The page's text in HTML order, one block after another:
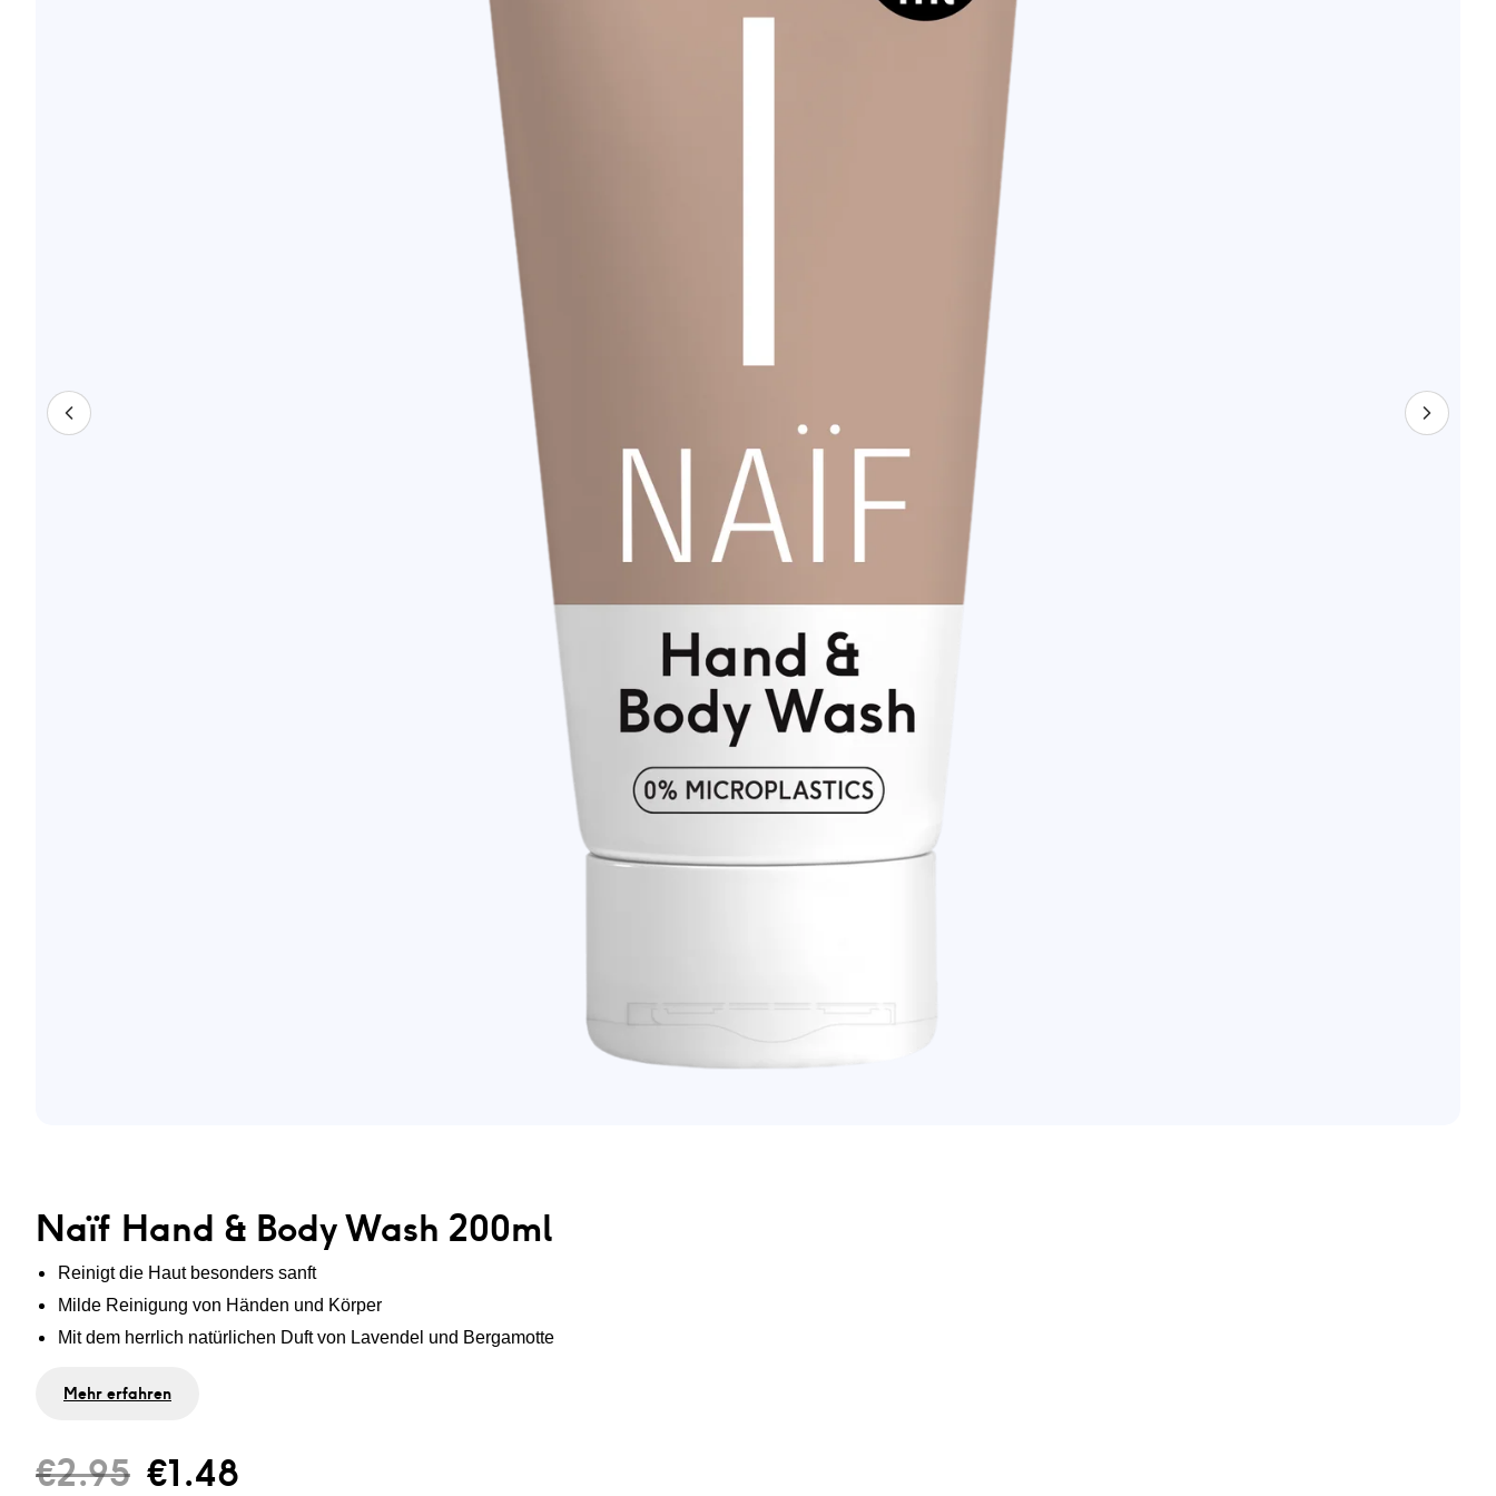
Naïf Hand & Body Wash 200ml
Reinigt die Haut besonders sanft
Milde Reinigung von Händen und Körper
Mit dem herrlich natürlichen Duft von Lavendel und Bergamotte
Mit natürlichen Inhaltsstoffen wie pflanzlichem Glycerin für eine
Mehr erfahren
€2.95 €1.48